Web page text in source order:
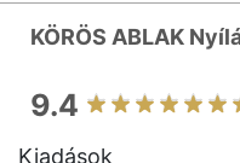
KÖRÖS ABLAK
9.4
Kiadások